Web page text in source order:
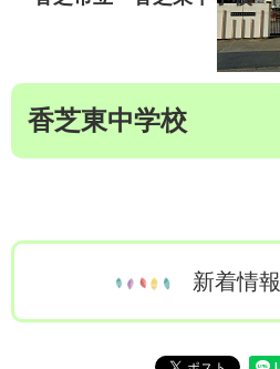
本
香芝東中学校
新着情報